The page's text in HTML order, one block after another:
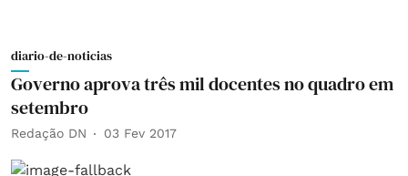
diario-de-noticias
Governo aprova três mil docentes no quadro em
setembro
Redação DN 03 Fev 2017